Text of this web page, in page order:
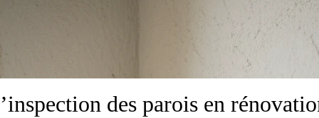
des parois en